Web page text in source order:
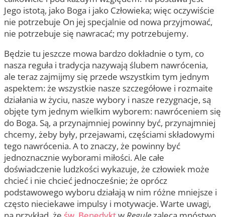
Jego istotą, jako Boga i jako Człowieka; więc oczywiście
nie potrzebuje On jej specjalnie od nowa przyjmować,
nie potrzebuje się nawracać; my potrzebujemy.
Będzie tu jeszcze mowa bardzo dokładnie o tym, co
nasza reguła i tradycja nazywają ślubem nawrócenia,
ale teraz zajmijmy się przede wszystkim tym jednym
aspektem: że wszystkie nasze szczegółowe i rozmaite
działania w życiu, nasze wybory i nasze rezygnacje, są
objęte tym jednym wielkim wyborem: nawróceniem się
do Boga. Są, a przynajmniej powinny być, przynajmniej
chcemy, żeby były, przejawami, częściami składowymi
tego nawrócenia. A to znaczy, że powinny być
jednoznacznie wyborami miłości. Ale całe
doświadczenie ludzkości wykazuje, że człowiek może
chcieć i nie chcieć jednocześnie; że oprócz
podstawowego wyboru działają w nim różne mniejsze i
często nieciekawe impulsy i motywacje. Warte uwagi,